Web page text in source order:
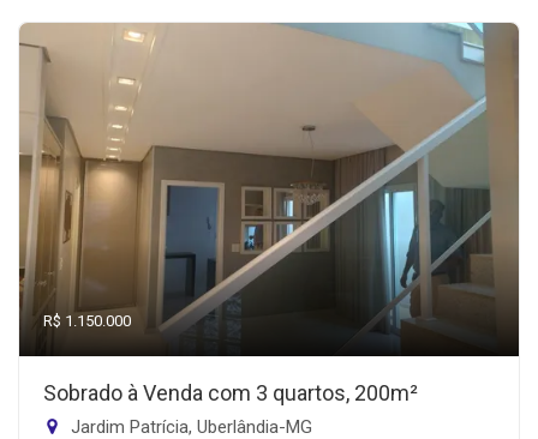
R$ 1.150.000
Sobrado à Venda com 3 quartos, 200m²
Jardim Patrícia, Uberlândia-MG